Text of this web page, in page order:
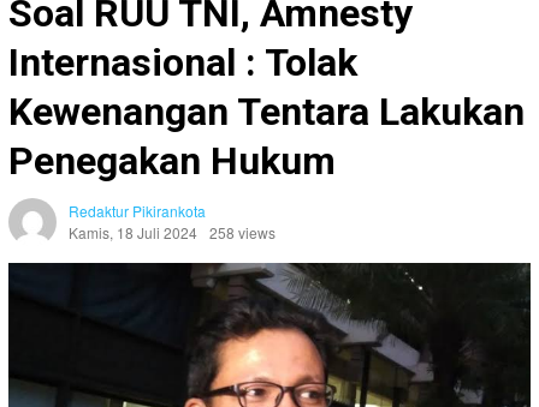
Soal RUU TNI, Amnesty
Internasional : Tolak
Kewenangan Tentara Lakukan
Penegakan Hukum
Redaktur Pikirankota
Kamis, 18 Juli 2024 258 views